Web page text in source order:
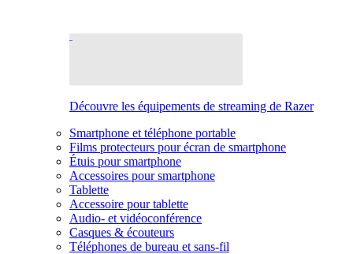
Découvre les équipements de streaming de Razer
Smartphone et téléphone portable
Films protecteurs pour écran de smartphone
Étuis pour smartphone
Accessoires pour smartphone
Tablette
Accessoire pour tablette
Audio- et vidéoconférence
Casques & écouteurs
Téléphones de bureau et sans-fil